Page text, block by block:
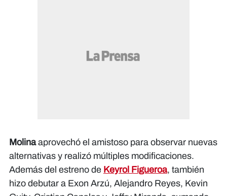
Molinaaprovechó el amistoso para observar nuevas
alternativas y realizó múltiples modificaciones.
Además del estreno de Keyrol Figueroa, también
hizo debutar a Exon Arzú, Alejandro Reyes, Kevin